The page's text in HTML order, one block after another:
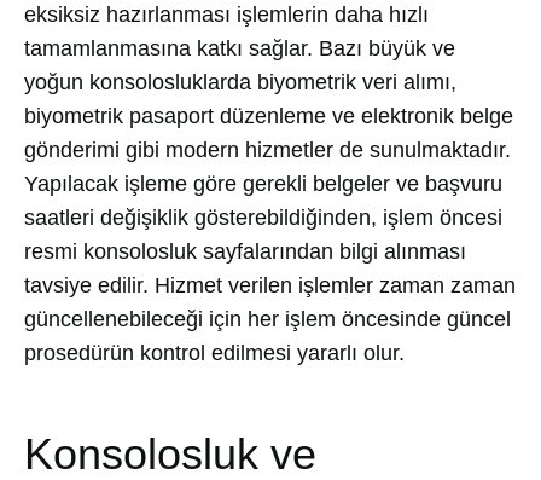
eksiksiz hazırlanması işlemlerin daha hızlı
tamamlanmasına katkı sağlar. Bazı büyük ve
yoğun konsolosluklarda biyometrik veri alımı,
biyometrik pasaport düzenleme ve elektronik belge
gönderimi gibi modern hizmetler de sunulmaktadır.
Yapılacak işleme göre gerekli belgeler ve başvuru
saatleri değişiklik gösterebildiğinden, işlem öncesi
resmi konsolosluk sayfalarından bilgi alınması
tavsiye edilir. Hizmet verilen işlemler zaman zaman
güncellenebileceği için her işlem öncesinde güncel
prosedürün kontrol edilmesi yararlı olur.
Konsolosluk ve